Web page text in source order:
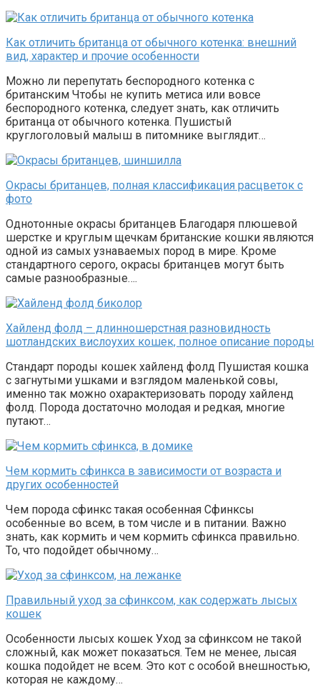
Как отличить британца от обычного котенка: внешний
вид, характер и прочие особенности
Можно ли перепутать беспородного котенка с
британским Чтобы не купить метиса или вовсе
беспородного котенка, следует знать, как отличить
британца от обычного котенка. Пушистый
круглоголовый малыш в питомнике выглядит…
Окрасы британцев, полная классификация расцветок с
фото
Однотонные окрасы британцев Благодаря плюшевой
шерстке и круглым щечкам британские кошки являются
одной из самых узнаваемых пород в мире. Кроме
стандартного серого, окрасы британцев могут быть
самые разнообразные….
Хайленд фолд – длинношерстная разновидность
шотландских вислоухих кошек, полное описание породы
Стандарт породы кошек хайленд фолд Пушистая кошка
с загнутыми ушками и взглядом маленькой совы,
именно так можно охарактеризовать породу хайленд
фолд. Порода достаточно молодая и редкая, многие
путают…
Чем кормить сфинкса в зависимости от возраста и
других особенностей
Чем порода сфинкс такая особенная Сфинксы
особенные во всем, в том числе и в питании. Важно
знать, как кормить и чем кормить сфинкса правильно.
То, что подойдет обычному…
Правильный уход за сфинксом, как содержать лысых
кошек
Особенности лысых кошек Уход за сфинксом не такой
сложный, как может показаться. Тем не менее, лысая
кошка подойдет не всем. Это кот с особой внешностью,
которая не каждому…